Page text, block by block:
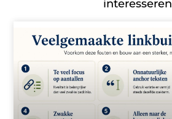
interesseren